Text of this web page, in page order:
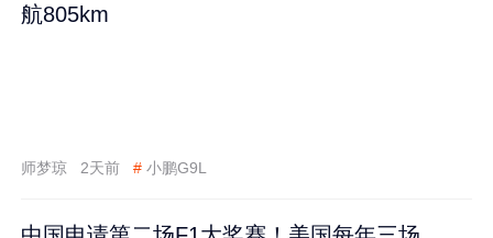
航805km
师梦琼 2天前 # 小鹏G9L